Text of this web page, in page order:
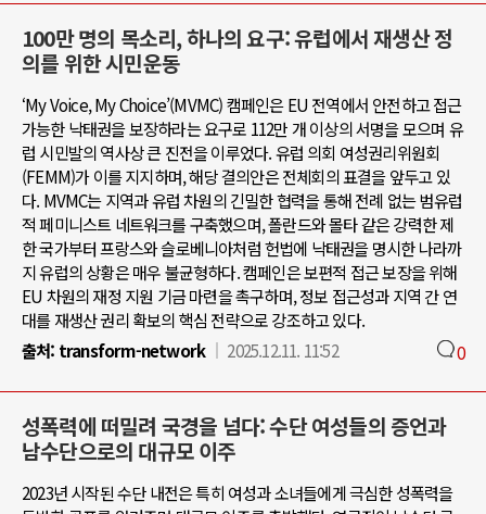
100만 명의 목소리, 하나의 요구: 유럽에서 재생산 정
의를 위한 시민운동
‘My Voice, My Choice’(MVMC) 캠페인은 EU 전역에서 안전하고 접근
가능한 낙태권을 보장하라는 요구로 112만 개 이상의 서명을 모으며 유
럽 시민발의 역사상 큰 진전을 이루었다. 유럽 의회 여성권리위원회
(FEMM)가 이를 지지하며, 해당 결의안은 전체회의 표결을 앞두고 있
다. MVMC는 지역과 유럽 차원의 긴밀한 협력을 통해 전례 없는 범유럽
적 페미니스트 네트워크를 구축했으며, 폴란드와 몰타 같은 강력한 제
한 국가부터 프랑스와 슬로베니아처럼 헌법에 낙태권을 명시한 나라까
지 유럽의 상황은 매우 불균형하다. 캠페인은 보편적 접근 보장을 위해
EU 차원의 재정 지원 기금 마련을 촉구하며, 정보 접근성과 지역 간 연
대를 재생산 권리 확보의 핵심 전략으로 강조하고 있다.
출처: transform-network 2025.12.11. 11:52 0
성폭력에 떠밀려 국경을 넘다: 수단 여성들의 증언과
남수단으로의 대규모 이주
2023년 시작된 수단 내전은 특히 여성과 소녀들에게 극심한 성폭력을